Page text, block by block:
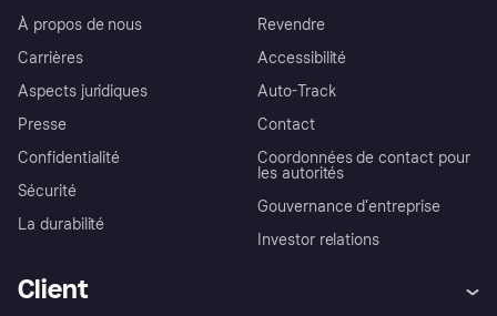
À propos de nous
Carrières
Aspects juridiques
Presse
Confidentialité
Sécurité
La durabilité
Revendre
Accessibilité
Auto-Track
Contact
Coordonnées de contact pour
les autorités
Gouvernance d’entreprise
Investor relations
Client